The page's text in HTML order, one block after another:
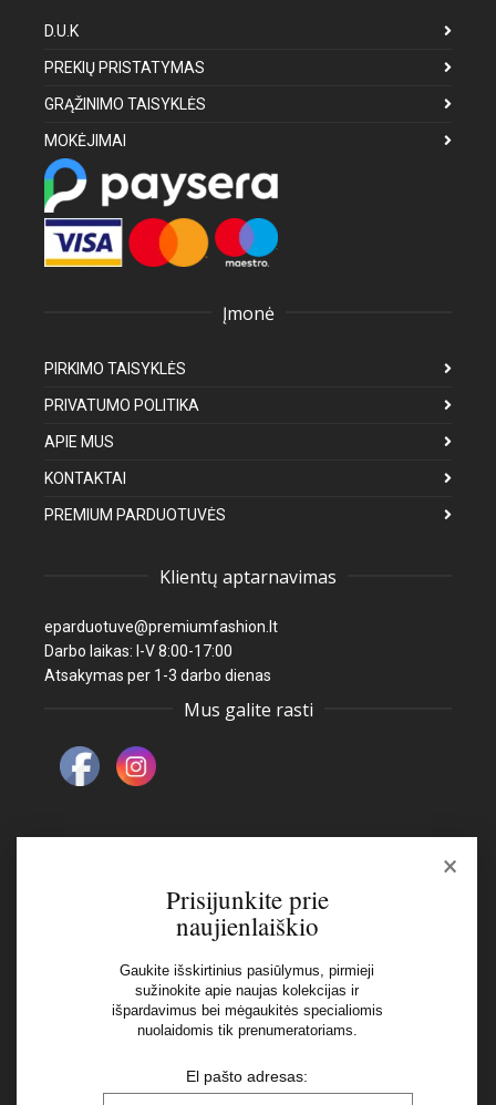
D.U.K
PREKIŲ PRISTATYMAS
GRĄŽINIMO TAISYKLĖS
MOKĖJIMAI
Įmonė
PIRKIMO TAISYKLĖS
PRIVATUMO POLITIKA
APIE MUS
KONTAKTAI
PREMIUM PARDUOTUVĖS
Klientų aptarnavimas
eparduotuve@premiumfashion.lt
Darbo laikas: I-V 8:00-17:00
Atsakymas per 1-3 darbo dienas
Mus galite rasti
Naujienlaiškis
Aš perskaičiau ir sutinku su Privatumo Politikos
×
Prisijunkite prie
naujienlaiškio
Gaukite išskirtinius pasiūlymus, pirmieji
sužinokite apie naujas kolekcijas ir
išpardavimus bei mėgaukitės specialiomis
nuolaidomis tik prenumeratoriams.
El pašto adresas: